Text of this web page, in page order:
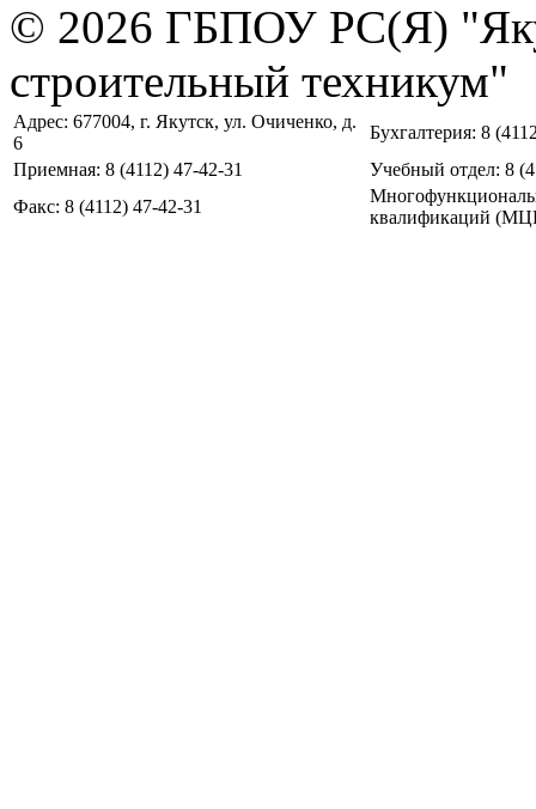
© 2026 ГБПОУ РС(Я)
строительный техникум"
Адрес: 677004, г. Якутск, ул. Очиченко, д.
6
Бухгалтерия: 8
Приемная: 8 (4112) 47-42-31
Учебный отдел: 8
Факс: 8 (4112) 47-42-31
квалификаций